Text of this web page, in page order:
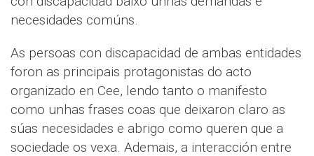
necesidades comúns.
As persoas con discapacidad de ambas entidades
foron as principais protagonistas do acto
organizado en Cee, lendo tanto o manifesto
como unhas frases coas que deixaron claro as
súas necesidades e abrigo como queren que a
sociedade os vexa. Ademais, a interacción entre